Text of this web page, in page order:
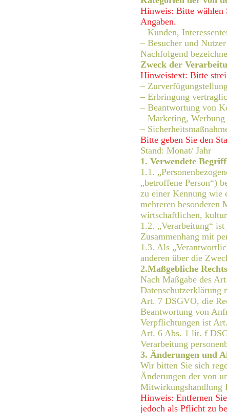
Hinweis: Bitte wählen
Angaben.
– Kunden,
– Besucher und
Nachfolgend
Zweck der
Hinweistext: Bitte
–
– Erbringung
– Beantwortung von
– Marketing,
–
Bitte geben Sie den
Stand: Monat/ Jahr
1. Verwendete
1.1.
„betroffene Person“)
zu einer Kennung wie
mehreren besonderen
wirtschaftlichen,
1.2. „Verarbeitung“
Zusammenhang mit
1.3. Als
anderen über die
2.Maßgebliche
Nach Maßgabe des
Art. 7 DSGVO, die
Beantwortung von
Verpflichtungen ist
Art. 6 Abs. 1 lit. f
Verarbeitung
3. Änderungen und
Wir bitten Sie sich
Änderungen der von
Mitwirkungshandlung
Hinweis: Entfernen
jedoch als Pflicht zu